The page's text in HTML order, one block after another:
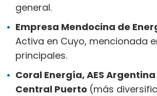
general.
Empresa Mendocina de
Activa en Cuyo, mencionada
principales.
Coral Energía, AES
Central Puerto (más